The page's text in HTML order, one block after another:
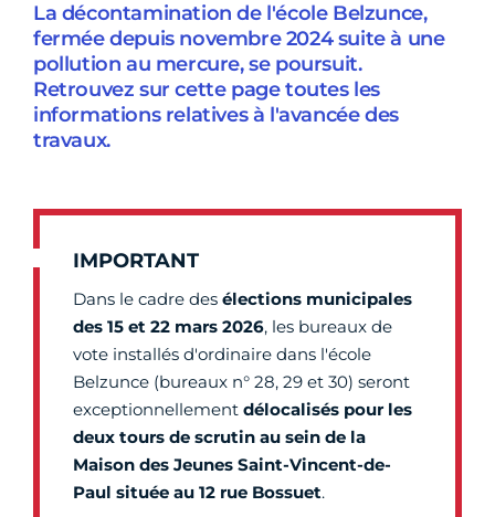
La décontamination de l'école Belzunce,
fermée depuis novembre 2024 suite à une
pollution au mercure, se poursuit.
Retrouvez sur cette page toutes les
informations relatives à l'avancée des
travaux.
IMPORTANT
Dans le cadre des élections municipales
des 15 et 22 mars 2026, les bureaux de
vote installés d'ordinaire dans l'école
Belzunce (bureaux n° 28, 29 et 30) seront
exceptionnellement délocalisés pour les
deux tours de scrutin au sein de la
Maison des Jeunes Saint-Vincent-de-
Paul située au 12 rue Bossuet.